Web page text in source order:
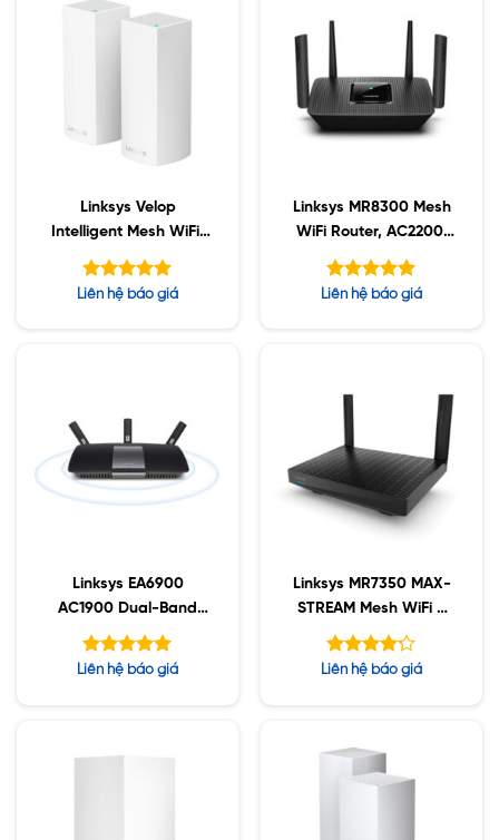
Linksys Velop
Intelligent Mesh WiFi,
2-Pack White
(AC2200)
Được xếp
Liên hệ báo giá
Linksys MR8300 Mesh
WiFi Router, AC2200,
MU-MIMO
Được xếp
Liên hệ báo giá
Linksys EA6900
AC1900 Dual-Band
Wi-Fi Router
Được xếp
Liên hệ báo giá
Linksys MR7350 MAX-
STREAM Mesh WiFi 6
Router
Được xếp
Liên hệ báo giá